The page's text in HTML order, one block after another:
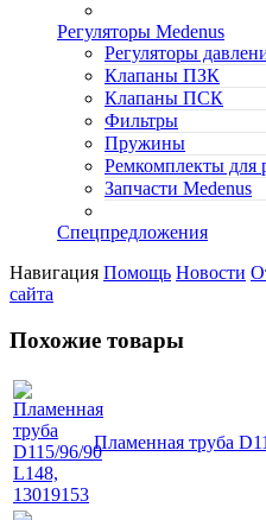
Регуляторы Medenus
Регуляторы
Клапаны ПЗК
Клапаны ПСК
Фильтры
Пружины
Ремкомплекты для
Запчасти Medenus
Спецпредложения
Навигация Помощь Новости
сайта
Похожие товары
Пламенная труба